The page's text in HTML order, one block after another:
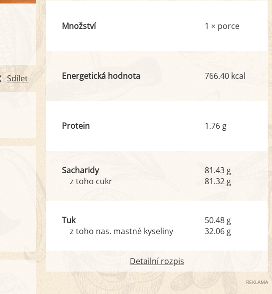
Sdílet
Množství 1 × porce
Energetická hodnota 766.40 kcal
Protein 1.76 g
Sacharidy
z toho cukr
81.43 g
81.32 g
Tuk
z toho nas. mastné kyseliny
50.48 g
32.06 g
Detailní rozpis
REKLAMA